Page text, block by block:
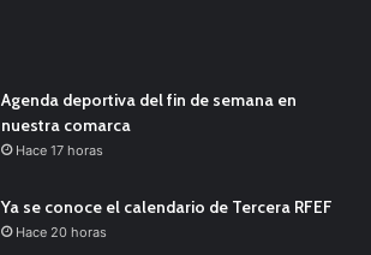
Agenda deportiva del fin de semana en
nuestra comarca
Hace 17 horas
Ya se conoce el calendario de Tercera RFEF
Hace 20 horas